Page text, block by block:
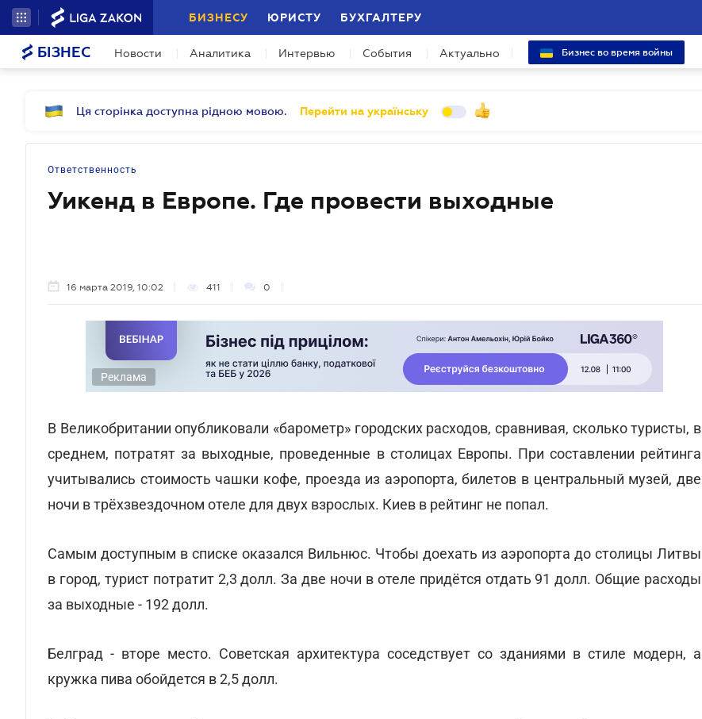
БИЗНЕСУ ЮРИСТУ БУХГАЛТЕРУ
БІЗНЕС Новости Аналитика Интервью События Актуально Бизнес во время войны
Ця сторінка доступна рідною мовою. Перейти на українську
Ответственность
Уикенд в Европе. Где провести выходные
16 марта 2019, 10:02 411 0
Реклама
В Великобритании опубликовали «барометр» городских расходов, сравнивая, сколько туристы, в
среднем, потратят за выходные, проведенные в столицах Европы. При составлении рейтинга
учитывались стоимость чашки кофе, проезда из аэропорта, билетов в центральный музей, две
ночи в трёхзвездочном отеле для двух взрослых. Киев в рейтинг не попал.
Самым доступным в списке оказался Вильнюс. Чтобы доехать из аэропорта до столицы Литвы
в город, турист потратит 2,3 долл. За две ночи в отеле придётся отдать 91 долл. Общие расходы
за выходные - 192 долл.
Белград - вторе место. Советская архитектура соседствует со зданиями в стиле модерн, а
кружка пива обойдется в 2,5 долл.